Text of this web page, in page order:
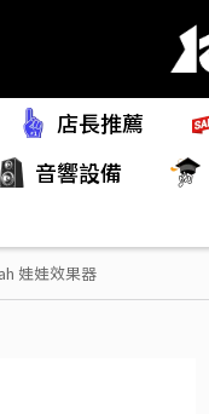
店長推薦
音響設備
娃娃效果器